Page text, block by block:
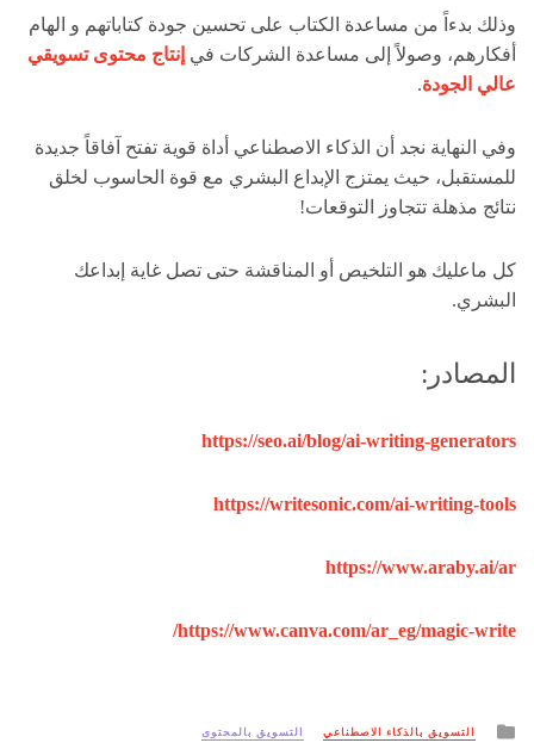
وذلك بدءاً من مساعدة الكتاب على تحسين جودة كتاباتهم و الهام
أفكارهم، وصولاً إلى مساعدة الشركات في إنتاج محتوى تسويقي
عالي الجودة.
وفي النهاية نجد أن الذكاء الاصطناعي أداة قوية تفتح آفاقاً جديدة
للمستقبل، حيث يمتزج الإبداع البشري مع قوة الحاسوب لخلق
نتائج مذهلة تتجاوز التوقعات!
كل ماعليك هو التلخيص أو المناقشة حتى تصل غاية إبداعك
البشري.
المصادر:
https://seo.ai/blog/ai-writing-generators
https://writesonic.com/ai-writing-tools
https://www.araby.ai/ar
https://www.canva.com/ar_eg/magic-write/
Posted
التسويق بالذكاء الاصطناعي التسويق بالمحتوى